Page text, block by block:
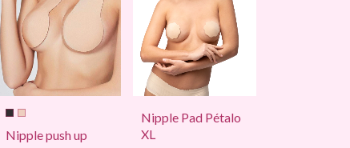
Nipple push up
Nipple Pad Pétalo
XL